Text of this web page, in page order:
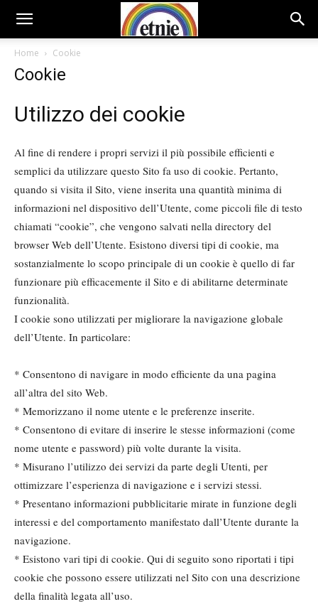
Home Cookie
Cookie
Utilizzo dei cookie
Al fine di rendere i propri servizi il più possibile efficienti e
semplici da utilizzare questo Sito fa uso di cookie. Pertanto,
quando si visita il Sito, viene inserita una quantità minima di
informazioni nel dispositivo dell’Utente, come piccoli file di testo
chiamati “cookie”, che vengono salvati nella directory del
browser Web dell’Utente. Esistono diversi tipi di cookie, ma
sostanzialmente lo scopo principale di un cookie è quello di far
funzionare più efficacemente il Sito e di abilitarne determinate
funzionalità.
I cookie sono utilizzati per migliorare la navigazione globale
dell’Utente. In particolare:
* Consentono di navigare in modo efficiente da una pagina
all’altra del sito Web.
* Memorizzano il nome utente e le preferenze inserite.
* Consentono di evitare di inserire le stesse informazioni (come
nome utente e password) più volte durante la visita.
* Misurano l’utilizzo dei servizi da parte degli Utenti, per
ottimizzare l’esperienza di navigazione e i servizi stessi.
* Presentano informazioni pubblicitarie mirate in funzione degli
interessi e del comportamento manifestato dall’Utente durante la
navigazione.
* Esistono vari tipi di cookie. Qui di seguito sono riportati i tipi
cookie che possono essere utilizzati nel Sito con una descrizione
della finalità legata all’uso.